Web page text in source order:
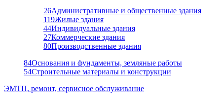
26Административные и общественные здания
119Жилые здания
44Индивидуальные здания
27Коммерческие здания
80Производственные здания
84Основания и фундаменты, земляные работы
54Строительные материалы и конструкции
ЭМТП, ремонт, сервисное обслуживание